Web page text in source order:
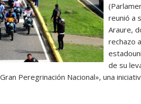
reunió a
Araure,
rechazo
de su
Peregrinación Nacional», una